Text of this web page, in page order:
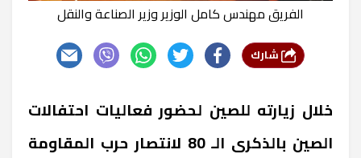
الفريق مهندس كامل الوزير وزير الصناعة والنقل
خلال زيارته للصين لحضور فعاليات احتفالات
الصين بالذكرى الـ 80 لانتصار حرب المقاومة